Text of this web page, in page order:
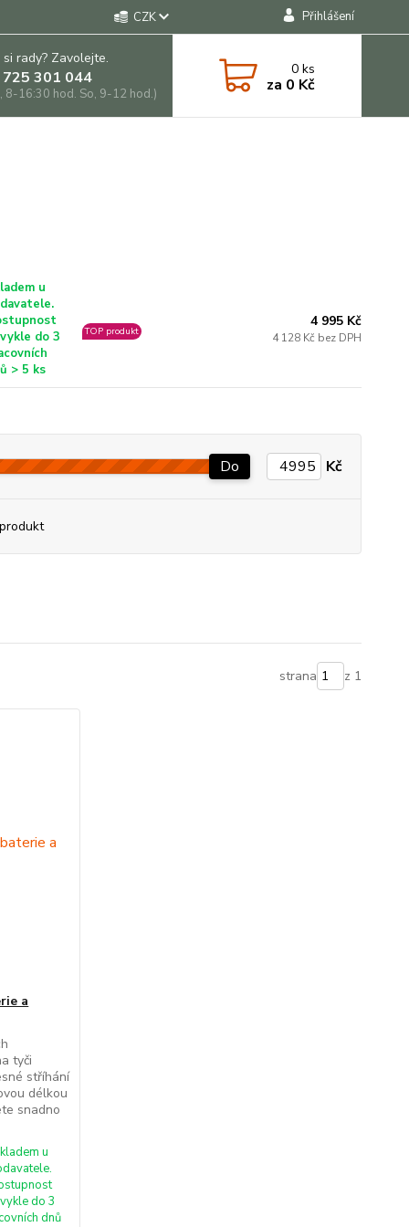
CZK Přihlášení
rady? Zavolejte.
301 044
8-16:30 hod. So, 9-12 hod.)
0ks
za 0 Kč
u
do 3
> 5 ks
TOP produkt
4 995 Kč
4 128 Kč bez DPH
Do Kč
strana z 1
a
tyči
stříhání
délkou
snadno
u
do 3
dnů